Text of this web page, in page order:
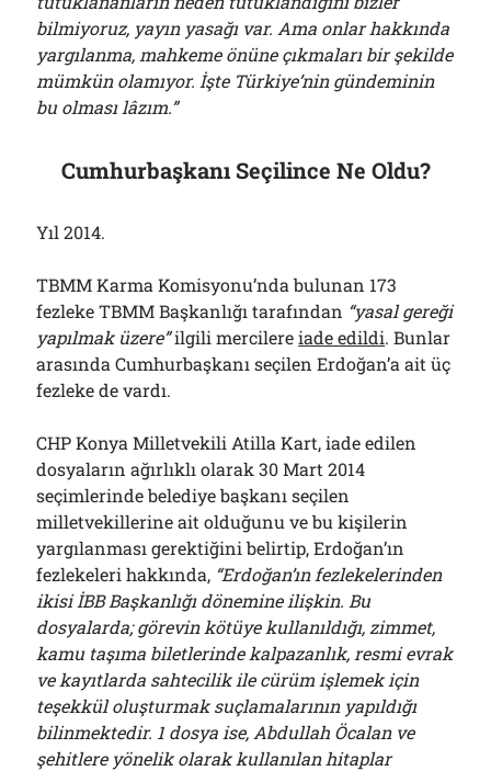
bilmiyoruz, yayın yasağı var. Ama onlar hakkında
yargılanma, mahkeme önüne çıkmaları bir şekilde
mümkün olamıyor. İşte Türkiye’nin gündeminin
bu olması lâzım.”
Cumhurbaşkanı Seçilince Ne Oldu?
Yıl 2014.
TBMM Karma Komisyonu’nda bulunan 173
fezleke TBMM Başkanlığı tarafından “yasal gereği
yapılmak üzere”ilgili mercilereiade edildi. Bunlar
arasında Cumhurbaşkanı seçilen Erdoğan’a ait üç
fezleke de vardı.
CHP Konya Milletvekili Atilla Kart, iade edilen
dosyaların ağırlıklı olarak 30 Mart 2014
seçimlerinde belediye başkanı seçilen
milletvekillerine ait olduğunu ve bu kişilerin
yargılanması gerektiğini belirtip, Erdoğan’ın
fezlekeleri hakkında, “Erdoğan’ın fezlekelerinden
ikisi İBB Başkanlığı dönemine ilişkin. Bu
dosyalarda; görevin kötüye kullanıldığı, zimmet,
kamu taşıma biletlerinde kalpazanlık, resmi evrak
ve kayıtlarda sahtecilik ile cürüm işlemek için
teşekkül oluşturmak suçlamalarının yapıldığı
bilinmektedir. 1 dosya ise, Abdullah Öcalan ve
şehitlere yönelik olarak kullanılan hitaplar